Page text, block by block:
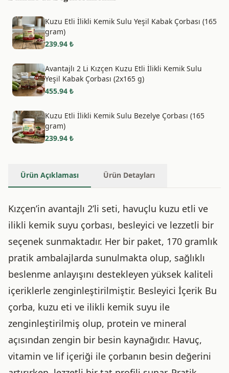
Kuzu Etli İlikli Kemik Sulu Yeşil Kabak Çorbası (165
gram)
239.94 ₺
Avantajlı 2 Li Kızçen Kuzu Etli İlikli Kemik Sulu
Yeşil Kabak Çorbası (2x165 g)
455.94 ₺
Kuzu Etli İlikli Kemik Sulu Bezelye Çorbası (165
gram)
239.94 ₺
Ürün Açıklaması Ürün Detayları
Kızçen’in avantajlı 2’li seti, havuçlu kuzu etli ve
ilikli kemik suyu çorbası, besleyici ve lezzetli bir
seçenek sunmaktadır. Her bir paket, 170 gramlık
pratik ambalajlarda sunulmakta olup, sağlıklı
beslenme anlayışını destekleyen yüksek kaliteli
içeriklerle zenginleştirilmiştir. Besleyici İçerik Bu
çorba, kuzu eti ve ilikli kemik suyu ile
zenginleştirilmiş olup, protein ve mineral
açısından zengin bir besin kaynağıdır. Havuç,
vitamin ve lif içeriği ile çorbanın besin değerini